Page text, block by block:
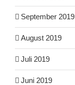
September 2019
August 2019
Juli 2019
Juni 2019